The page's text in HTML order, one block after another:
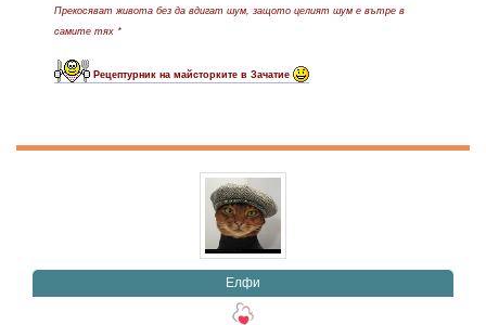
Прекосяват живота без да вдигат шум, защото целият шум е вътре в
самите тях *
Рецептурник на майсторките в Зачатие
Елфи